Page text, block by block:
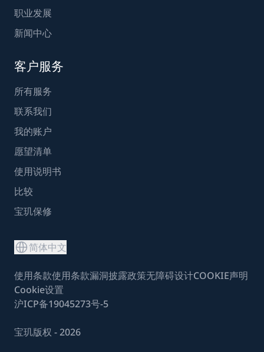
职业发展
新闻中心
客户服务
所有服务
联系我们
我的账户
愿望清单
使用说明书
比较
宝玑保修
简体中文
使用条款使用条款漏洞披露政策无障碍设计COOKIE声明
Cookie设置
沪ICP备19045273号-5
宝玑版权 - 2026